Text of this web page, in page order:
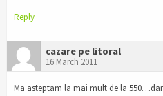
Reply
cazare pe litoral
16 March 2011
Ma asteptam la mai mult de la